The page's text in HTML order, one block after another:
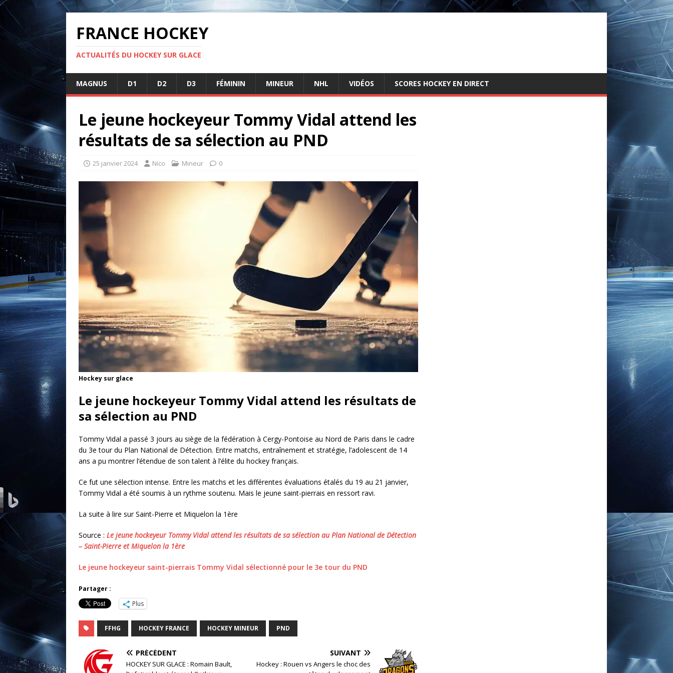
FRANCE HOCKEY
ACTUALITÉS DU HOCKEY SUR GLACE
MAGNUS D1 D2 D3 FÉMININ MINEUR NHL VIDÉOS SCORES HOCKEY EN DIRECT
Le jeune hockeyeur Tommy Vidal attend les
résultats de sa sélection au PND
25 janvier 2024 Nico Mineur 0
Hockey sur glace
Le jeune hockeyeur Tommy Vidal attend les résultats de
sa sélection au PND
Tommy Vidal a passé 3 jours au siège de la fédération à Cergy-Pontoise au Nord de Paris dans le cadre
du 3e tour du Plan National de Détection. Entre matchs, entraînement et stratégie, l’adolescent de 14
ans a pu montrer l’étendue de son talent à l’élite du hockey français.
Ce fut une sélection intense. Entre les matchs et les différentes évaluations étalés du 19 au 21 janvier,
Tommy Vidal a été soumis à un rythme soutenu. Mais le jeune saint-pierrais en ressort ravi.
La suite à lire sur Saint-Pierre et Miquelon la 1ère
Source : Le jeune hockeyeur Tommy Vidal attend les résultats de sa sélection au Plan National de Détection
– Saint-Pierre et Miquelon la 1ère
Le jeune hockeyeur saint-pierrais Tommy Vidal sélectionné pour le 3e tour du PND
Partager :
Plus
FFHG HOCKEY FRANCE HOCKEY MINEUR PND
PRÉCÉDENT
HOCKEY SUR GLACE : Romain Bault,
SUIVANT
Hockey : Rouen vs Angers le choc des